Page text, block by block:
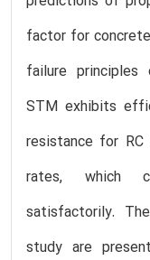
factor for
failure principles
STM exhibits
resistance for RC
rates, which
satisfactorily.
study are